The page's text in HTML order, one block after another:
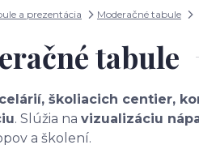
a prezentácia Moderačné tabule
tabule
školiacich centier,
. Slúžia na vizualizáciu
a školení.